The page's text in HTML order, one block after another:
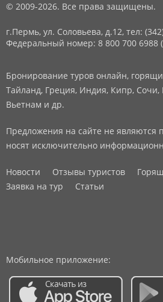
© 2009-2026. Все права защищены.
г.Пермь, ул. Соловьева, д.12, тел:
Федеральный номер: 8 800 700 6988
Бронирование туров онлайн,
Тайланд, Греция, Индия, Кипр,
Вьетнам и др.
Предложения на сайте не являются
носят исключительно
Новости Отзывы туристов
Заявка на тур
Статьи
Мобильное приложение: